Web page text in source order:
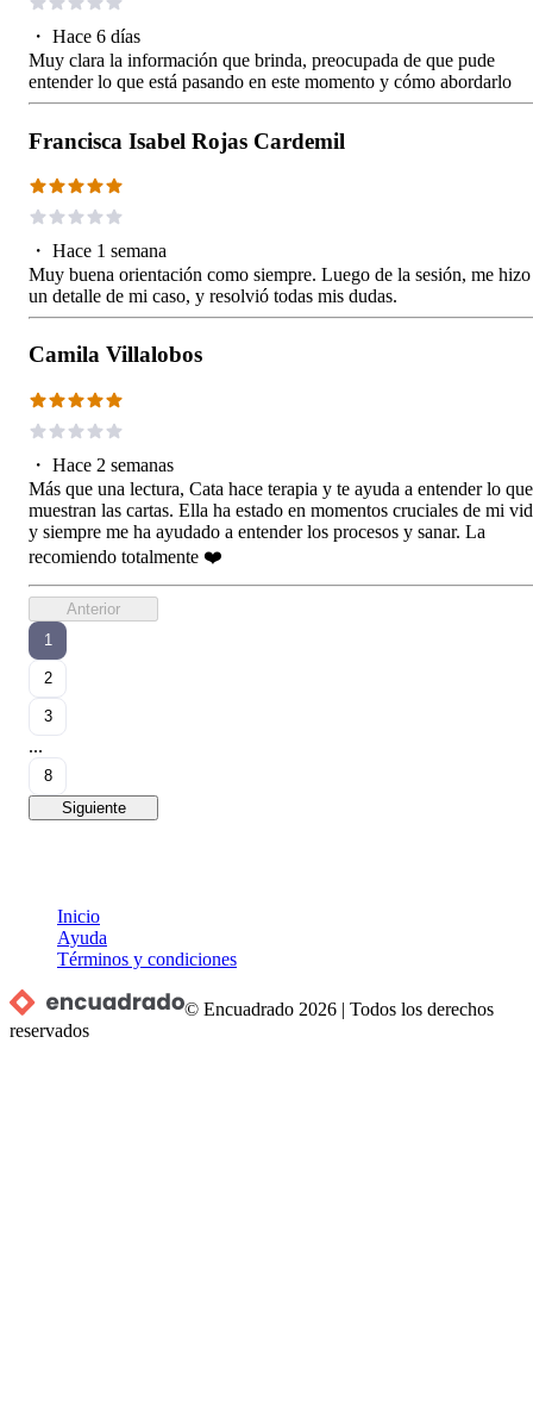
・ Hace 6 días
Muy clara la información que brinda, preocupada de que pude
entender lo que está pasando en este momento y cómo abordarlo
Francisca Isabel Rojas Cardemil
・ Hace 1 semana
Muy buena orientación como siempre. Luego de la sesión, me hizo
un detalle de mi caso, y resolvió todas mis dudas.
Camila Villalobos
・ Hace 2 semanas
Más que una lectura, Cata hace terapia y te ayuda a entender lo que
muestran las cartas. Ella ha estado en momentos cruciales de mi
y siempre me ha ayudado a entender los procesos y sanar. La
recomiendo totalmente ❤️
Anterior
1
2
3
...
8
Siguiente
Inicio
Ayuda
Términos y condiciones
© Encuadrado 2026 |Todos los derechos
reservados